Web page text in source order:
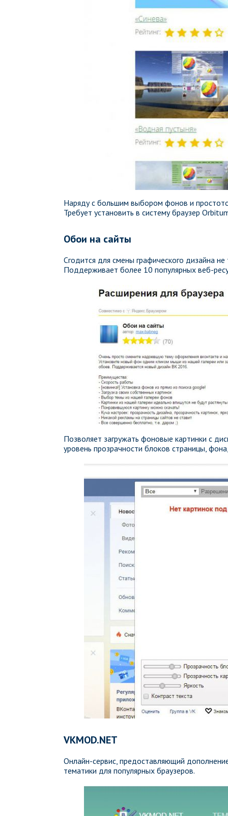
Наряду с большим выбором фонов и
Требует установить в систему браузер
Обои на сайты
Сгодится для смены графического дизайна
Поддерживает более 10 популярных веб-
Позволяет загружать фоновые картинки с
уровень прозрачности блоков страницы,
VKMOD.NET
Онлайн-сервис, предоставляющий
тематики для популярных браузеров.